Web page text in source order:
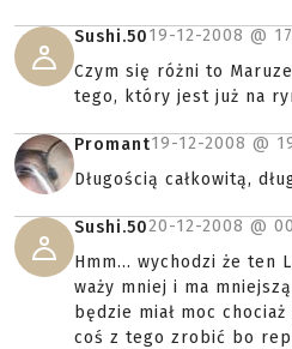
Sushi.5019-12-2008 @
Czym się różni to
tego, który jest już na
Promant19-12-2008 @
Długością całkowitą,
Sushi.5020-12-2008 @
Hmm... wychodzi że ten
waży mniej i ma
będzie miał moc
coś z tego zrobić bo